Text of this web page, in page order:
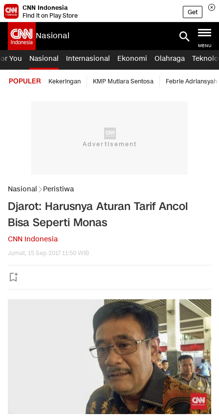
CNN Indonesia
Find it on Play Store
Get
Nasional
MENU
You Nasional Internasional Ekonomi Olahraga
POPULER Kekeringan KMP Mutiara Sentosa Febrie Adriansyah
Nasional Peristiwa
Djarot: Harusnya Aturan Tarif Ancol
Bisa Seperti Monas
CNN Indonesia
Jumat, 15 Sep 2017 11:50 WIB